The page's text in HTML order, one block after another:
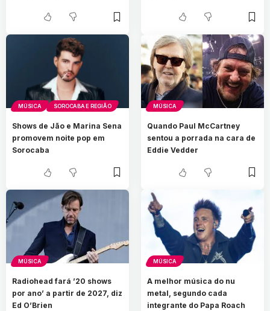
MÚSICA SOROCABA E REGIÃO
Shows de Jão e Marina Sena
promovem noite pop em
Sorocaba
MÚSICA
Quando Paul McCartney
sentou a porrada na cara de
Eddie Vedder
MÚSICA
Radiohead fará ’20 shows
por ano’ a partir de 2027, diz
Ed O’Brien
MÚSICA
A melhor música do nu
metal, segundo cada
integrante do Papa Roach